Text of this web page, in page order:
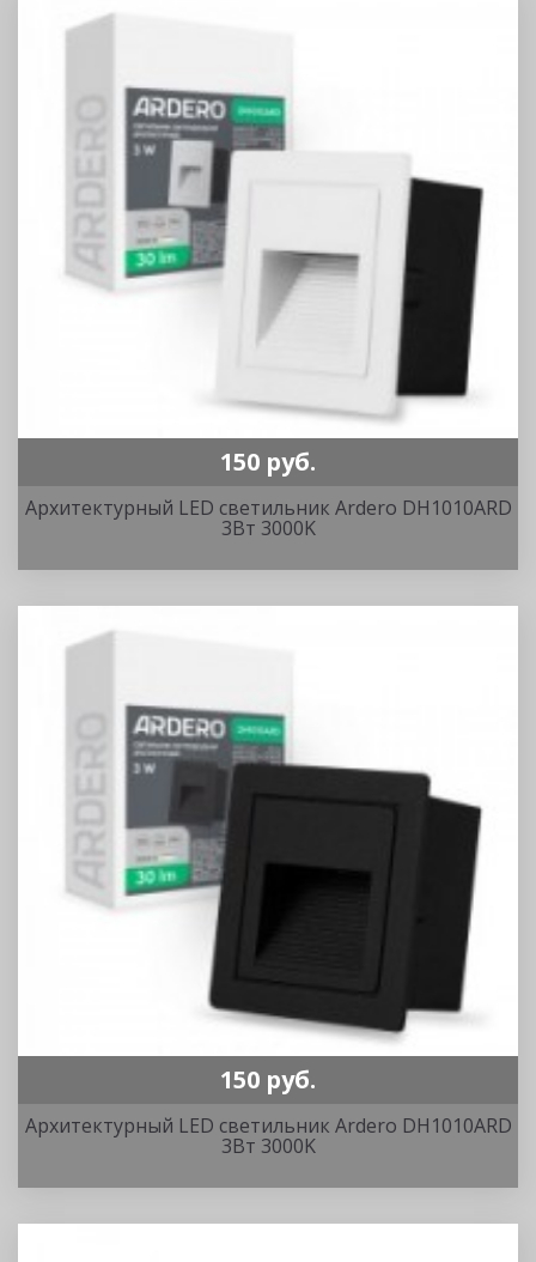
150 руб.
Архитектурный LED светильник Ardero DH1010ARD
3Вт 3000K
150 руб.
Архитектурный LED светильник Ardero DH1010ARD
3Вт 3000K